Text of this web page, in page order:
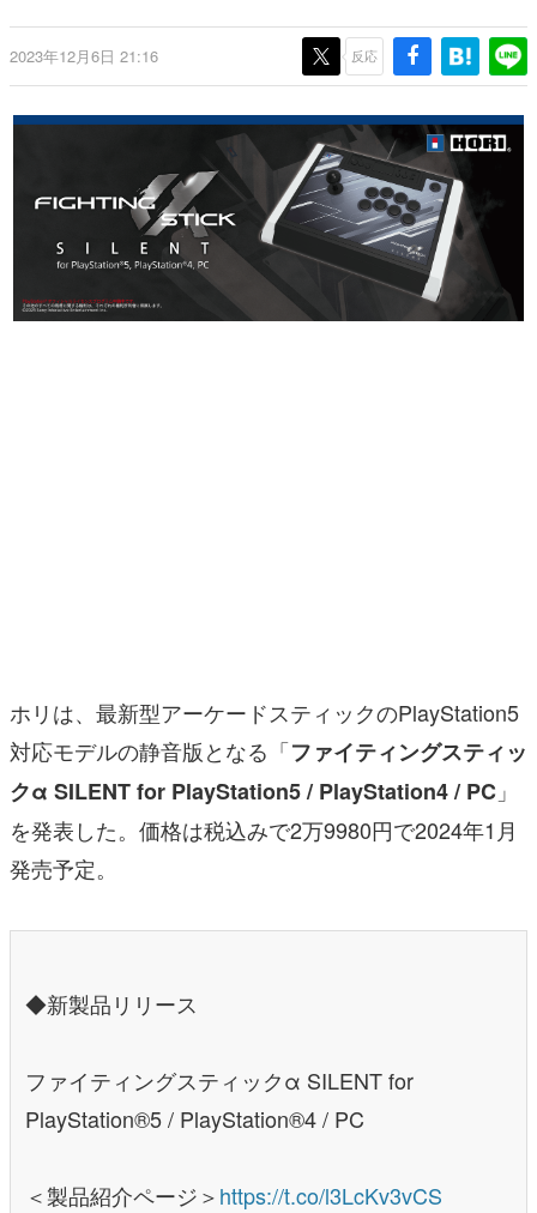
なんでゲームは面白い？
ゲーム開発者・hamatsu氏がゲームの魅力を画面や操作の
具体的な形から解き明かしていく、硬派で骨太な評論連載
ゲームが変えた日本語
「経験値」「裏技」「ラスボス」… ゲームにまつわる言葉
の起源や用法の変遷を、コンピューター文化史研究家・タ
イニーP氏が徹底調査。
カテゴリ
特集記事
2023年12月6日 21:16 反応
ホリは、最新型アーケードスティックのPlayStation5
対応モデルの静音版となる「ファイティングスティッ
クα SILENT for PlayStation5 / PlayStation4 / PC 」
を発表した。価格は税込みで2万9980円で2024年1月
発売予定。
◆新製品リリース
ファイティングスティックα SILENT for
PlayStation®5 / PlayStation®4 / PC
＜製品紹介ページ＞https://t.co/l3LcKv3vCS